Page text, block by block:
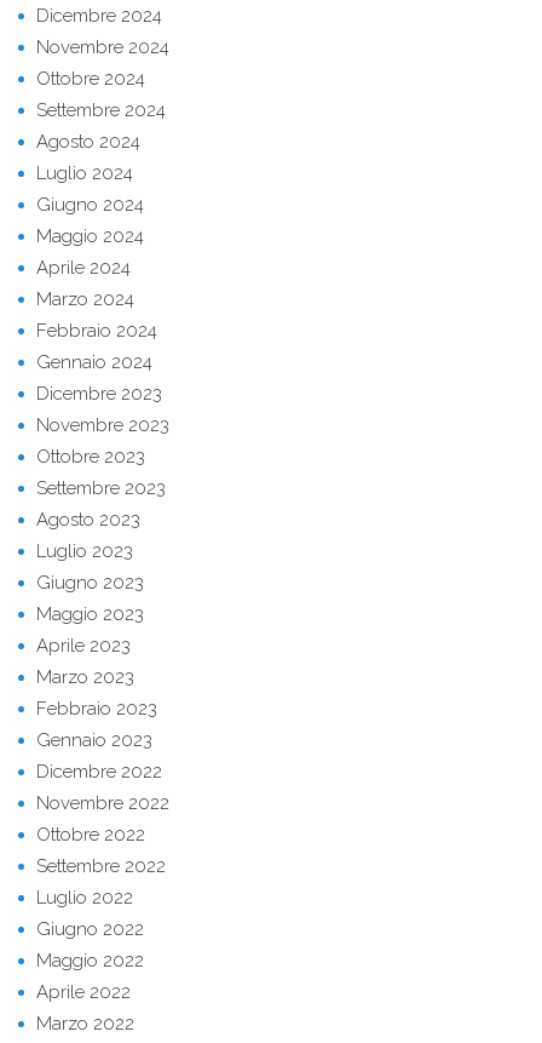
Dicembre 2024
Novembre 2024
Ottobre 2024
Settembre 2024
Agosto 2024
Luglio 2024
Giugno 2024
Maggio 2024
Aprile 2024
Marzo 2024
Febbraio 2024
Gennaio 2024
Dicembre 2023
Novembre 2023
Ottobre 2023
Settembre 2023
Agosto 2023
Luglio 2023
Giugno 2023
Maggio 2023
Aprile 2023
Marzo 2023
Febbraio 2023
Gennaio 2023
Dicembre 2022
Novembre 2022
Ottobre 2022
Settembre 2022
Luglio 2022
Giugno 2022
Maggio 2022
Aprile 2022
Marzo 2022